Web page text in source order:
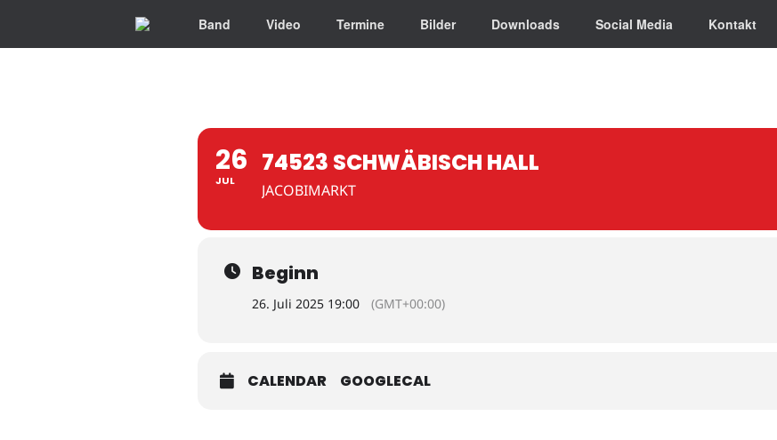
Band Video Termine Bilder Downloads Social Media Kontakt
26
JUL
74523 SCHWÄBISCH HALL
JACOBIMARKT
Beginn
26. Juli 2025 19:00 (GMT+00:00)
CALENDAR GOOGLECAL